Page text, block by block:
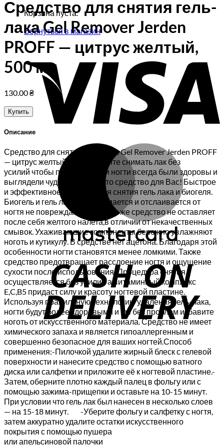
Корзина пуста.
Вернуться в магазин
Средство для снятия гель-
лака Gel Remover Jerden
PROFF — цитрус желтый,
500 мл
130.00₴
Купить
Описание
Средство для снятия гель-лака Gel Remover Jerden PROFF
— цитрус желтый, 500 млХотите снимать лак без
усилий чтобы при этом ваши ногти всегда были здоровы и
выглядели чудесно? Тогда это средство для Вас! Быстрое
и эффективное средство для снятия гель лака и биогеля.
Биогель и гель лак легко снимается и отслаивается от
ногтя не повреждая ноготь. Так же средство не оставляет
после себя желтого налета,в отличии от некачественных
смывок. Ухаживающие компоненты бережно увлажняют
ноготь и кутикулу. В средстве нет ацетона. Благодаря этой
особенности ногти становятся менее ломкими. Также
средство предотвращает расслоение ногтя и ощущение
сухости после использования. Процедура снятия
осуществляется без усилий а витаминный комплекс
E,C,B5 придаст силу и красоту ногтевой пластине.
Используя правильную технологию удаления гель-лака,
ногти будут более здоровыми и вы без проблем избавите
ноготь от искусственного материала. Средство не имеет
химического запаха и является гипоаллергенным и
совершенно безопасное для ваших ногтей.Способ
применения:-Пилочкой удалите жирный блеск с гелевой
поверхности и нанесите средство с помощью ватного
диска или салфетки и приложите её к ногтевой пластине.-
Затем, оберните плотно каждый палец в фольгу или с
помощью зажима-прищепки и оставьте на 10-15 минут.
При условии что гель лак был нанесен в несколько слоев
— на 15-18 минут. -Уберите фольгу и салфетку с ногтя,
затем аккуратно удалите остатки искусственного
покрытия с помощью пушера
или апельсиновой палочки